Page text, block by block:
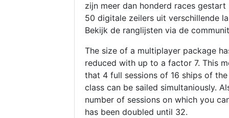
zijn meer dan honderd races gestart
50 digitale zeilers uit verschillende
Bekijk de ranglijsten via de
The size of a multiplayer package
reduced with up to a factor 7. This
that 4 full sessions of 16 ships of
class can be sailed simultaniously.
number of sessions on which you
has been doubled until 32.